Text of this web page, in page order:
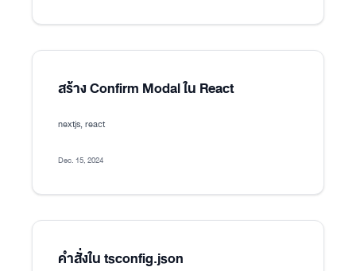
สร้าง Confirm Modal ใน React
nextjs, react
Dec. 15, 2024
คำสั่งใน tsconfig.json